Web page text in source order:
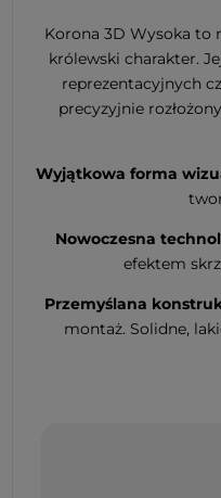
Korona 3D Wysoka to
królewski charakter.
reprezentacyjnych
precyzyjnie
Wyjątkowa forma
Nowoczesna
efektem
Przemyślana
montaż. Solidne,